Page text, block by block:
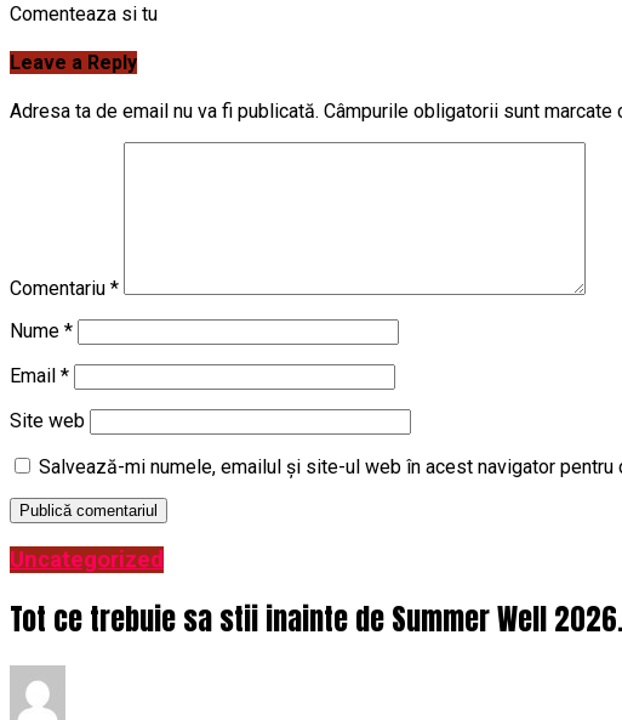
Comenteaza si tu
Leave a Reply
Adresa ta de email nu va fi publicată. Câmpurile obligatorii sunt marcate
Comentariu *
Nume *
Email *
Site web
Salvează-mi numele, emailul și site-ul web în acest navigator
Uncategorized
Tot ce trebuie sa stii inainte de Summer Well